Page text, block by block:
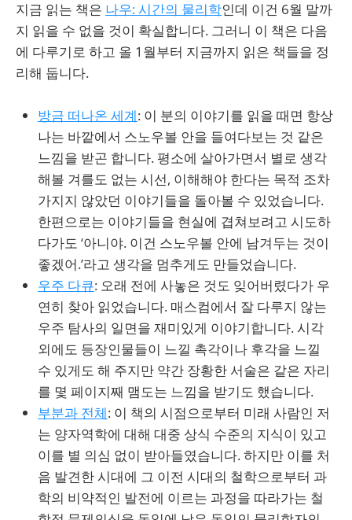
지금 읽는 책은 나우: 시간의 물리학인데 이건 6월 말까
지 읽을 수 없을 것이 확실합니다. 그러니 이 책은 다음
에 다루기로 하고 올 1월부터 지금까지 읽은 책들을 정
리해 둡니다.
방금 떠나온 세계: 이 분의 이야기를 읽을 때면 항상
나는 바깥에서 스노우볼 안을 들여다보는 것 같은
느낌을 받곤 합니다. 평소에 살아가면서 별로 생각
해볼 겨를도 없는 시선, 이해해야 한다는 목적 조차
가지지 않았던 이야기들을 돌아볼 수 있었습니다.
한편으로는 이야기들을 현실에 겹쳐보려고 시도하
다가도 ‘아니야. 이건 스노우볼 안에 남겨두는 것이
좋겠어.’라고 생각을 멈추게도 만들었습니다.
우주 다큐: 오래 전에 사놓은 것도 잊어버렸다가 우
연히 찾아 읽었습니다. 매스컴에서 잘 다루지 않는
우주 탐사의 일면을 재미있게 이야기합니다. 시각
외에도 등장인물들이 느낄 촉각이나 후각을 느낄
수 있게도 해 주지만 약간 장황한 서술은 같은 자리
를 몇 페이지째 맴도는 느낌을 받기도 했습니다.
부분과 전체: 이 책의 시점으로부터 미래 사람인 저
는 양자역학에 대해 대중 상식 수준의 지식이 있고
이를 별 의심 없이 받아들였습니다. 하지만 이를 처
음 발견한 시대에 그 이전 시대의 철학으로부터 과
학의 비약적인 발전에 이르는 과정을 따라가는 철